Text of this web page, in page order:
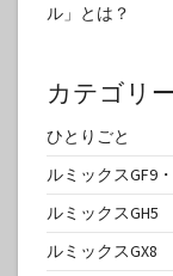
ル」とは？
カテゴリ
ひとりごと
ルミックスGF9
ルミックスGH5
ルミックスGX8